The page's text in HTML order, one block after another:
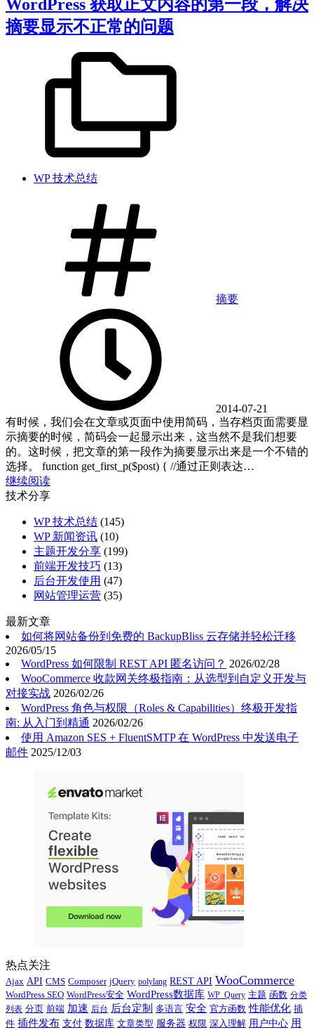
WordPress 获取正文内容的第一段，解决
摘要显示不正常的问题
WP 技术总结
摘要
2014-07-21
有时候，我们会在文章或页面中使用简码，当存档页面需要显
示摘要的时候，简码会一起显示出来，这当然不是我们想要
的。这时候，把文章的第一段作为摘要显示出来是一个不错的
选择。 function get_first_p($post) { //通过正则表达…
继续阅读
技术分享
WP 技术总结 (145)
WP 新闻资讯 (10)
主题开发分享 (199)
前端开发技巧 (13)
后台开发使用 (47)
网站管理运营 (35)
最新文章
如何将网站备份到免费的 BackupBliss 云存储并轻松迁移
2026/05/15
WordPress 如何限制 REST API 匿名访问？ 2026/02/28
WooCommerce 收款网关终极指南：从选型到自定义开发与
对接实战 2026/02/26
WordPress 角色与权限（Roles & Capabilities）终极开发指
南: 从入门到精通 2026/02/26
使用 Amazon SES + FluentSMTP 在 WordPress 中发送电子
邮件 2025/12/03
热点关注
Ajax API CMS Composer jQuery polylang REST API WooCommerce
WordPress SEO WordPress安全 WordPress数据库 WP_Query 主题 函数 分类
列表 分页 前端 加速 后台 后台定制 多语言 安全 官方函数 性能优化 插
件 插件发布 支付 数据库 文章类型 服务器 权限 深入理解 用户中心 用